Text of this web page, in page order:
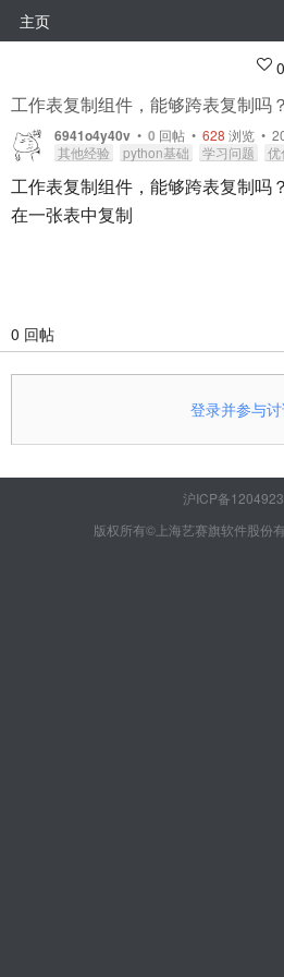
主页
0
工作表复制组件，能够跨表复制吗？
6941o4y40v • 0 回帖 • 628 浏览 •
其他经验
python基础 学习问题 优
工作表复制组件，能够跨表复制吗
在一张表中复制
0 回帖
登录并参与
沪ICP备
版权所有©上海艺赛旗软件股份